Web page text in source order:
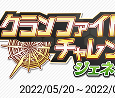
2022/05/20～